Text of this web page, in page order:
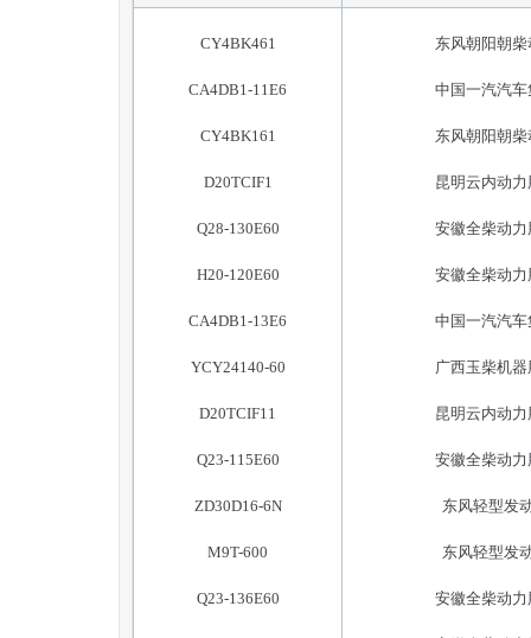
CY4BK461
CA4DB1-11E6
CY4BK161
D20TCIF1
Q28-130E60
H20-120E60
CA4DB1-13E6
YCY24140-60
D20TCIF11
Q23-115E60
ZD30D16-6N
M9T-600
Q23-136E60
东风朝阳朝
中国一汽汽
东风朝阳朝
昆明云内动
安徽全柴动
安徽全柴动
中国一汽汽
广西玉柴机
昆明云内动
安徽全柴动
东风轻型发
东风轻型发
安徽全柴动